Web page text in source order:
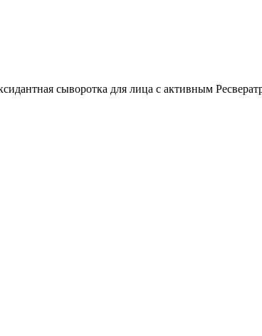
сыворотка для лица с активным